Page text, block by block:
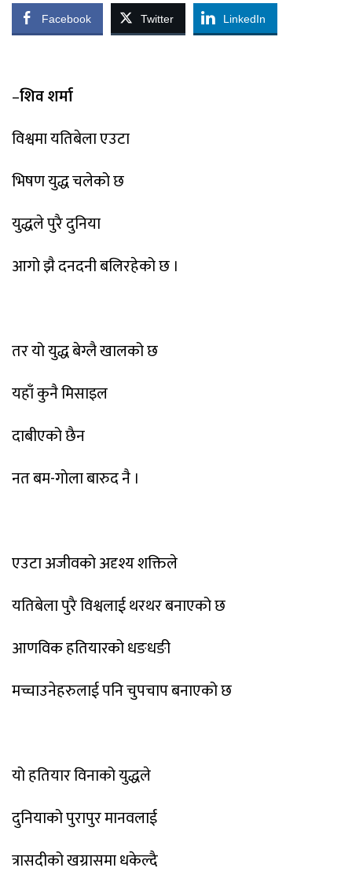
Facebook Twitter LinkedIn
–शिव शर्मा
विश्वमा यतिबेला एउटा
भिषण युद्ध चलेको छ
युद्धले पुरै दुनिया
आगो झै दनदनी बलिरहेको छ ।
तर यो युद्ध बेग्लै खालको छ
यहाँ कुनै मिसाइल
दाबीएको छैन
नत बम-गाेला बारुद नै ।
एउटा अजीवको अदृश्य शक्तिले
यतिबेला पुरै विश्वलाई थरथर बनाएको छ
आणविक हतियारको धङधङी
मच्चाउनेहरुलाई पनि चुपचाप बनाएको छ
यो हतियार विनाको युद्धले
दुनियाको पुरापुर मानवलाई
त्रासदीको खग्रासमा धकेल्दै